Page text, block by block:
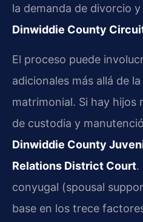
la demanda de divorcio
Dinwiddie County
El proceso puede
adicionales más allá de
matrimonial. Si hay hijos
de custodia y
Dinwiddie County
Relations District Court.
conyugal (spousal
base en los trece